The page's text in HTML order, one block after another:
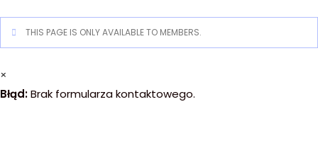
THIS PAGE IS ONLY AVAILABLE TO MEMBERS.
×
Błąd:Brak formularza kontaktowego.